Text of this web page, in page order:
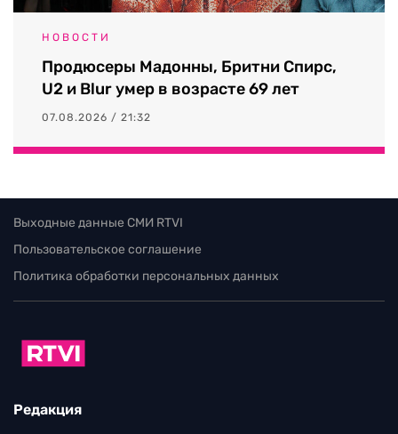
НОВОСТИ
Продюсеры Мадонны, Бритни Спирс,
U2 и Blur умер в возрасте 69 лет
07.08.2026 / 21:32
Выходные данные СМИ RTVI
Пользовательское соглашение
Политика обработки персональных данных
Редакция